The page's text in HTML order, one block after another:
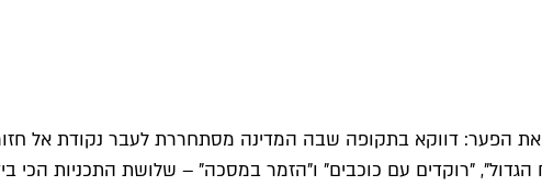
את הפער: דווקא בתקופה שבה המדינה מסתחררת לעבר נקודת אל